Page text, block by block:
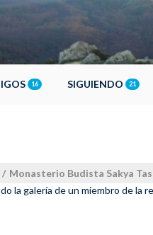
16 SIGUIENDO 21
/ Monasterio Budista Sakya
la galería de un miembro de la